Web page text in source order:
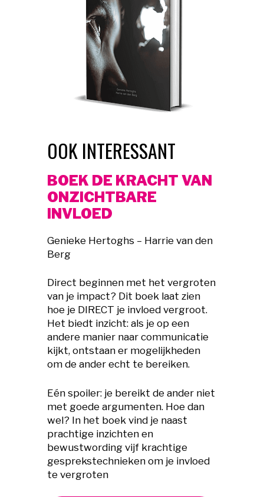
OOK INTERESSANT
BOEK DE KRACHT VAN
ONZICHTBARE
INVLOED
Genieke Hertoghs – Harrie van den
Berg
Direct beginnen met het vergroten
van je impact? Dit boek laat zien
hoe je DIRECT je invloed vergroot.
Het biedt inzicht: als je op een
andere manier naar communicatie
kijkt, ontstaan er mogelijkheden
om de ander echt te bereiken.
Eén spoiler: je bereikt de ander niet
met goede argumenten. Hoe dan
wel? In het boek vind je naast
prachtige inzichten en
bewustwording vijf krachtige
gesprekstechnieken om je invloed
te vergroten